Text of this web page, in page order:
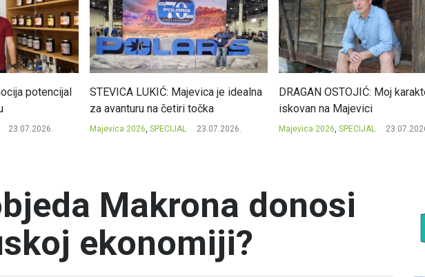
potencijal
23.07.2026.
STEVICA LUKIĆ: Majevica je idealna
za avanturu na četiri točka
Majevica 2026, SPECIJAL 23.07.2026.
DRAGAN OSTOJIĆ: Moj
iskovan na Majevici
Majevica 2026, SPECIJAL
Makrona donosi
ekonomiji?